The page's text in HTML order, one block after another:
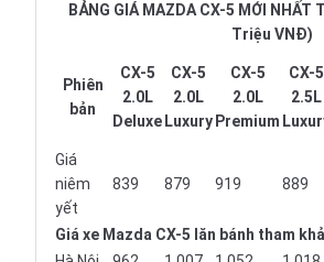
BẢNG GIÁ MAZDA CX-5 MỚI
Triệu VNĐ)
Phiên
bản
CX-5
2.0L
Deluxe
CX-5
2.0L
Luxury
CX-5
2.0L
Premium
CX-5
2.5L
Giá
niêm
yết
839 879 919 889
Giá xe Mazda CX-5 lăn bánh tham